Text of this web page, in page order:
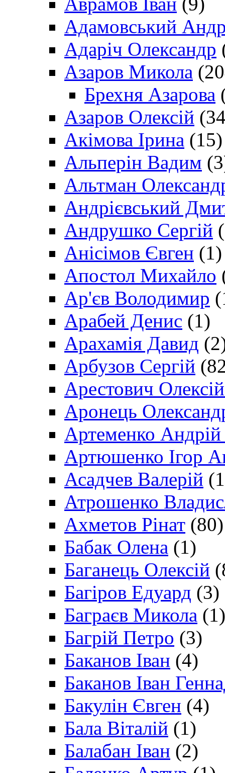
Адамовський
Адаріч Олександр
Азаров Микола
Брехня Азарова
Азаров Олексій
Акімова Ірина (15)
Альперін Вадим
Альтман
Андрієвський
Андрушко Сергій
Анісімов Євген (1)
Апостол Михайло
Ар'єв Володимир
Арабей Денис (1)
Арахамія Давид
Арбузов Сергій
Арестович
Аронець
Артеменко Андрій
Артюшенко Ігор
Асадчев Валерій
Атрошенко
Ахметов Рінат (80)
Бабак Олена (1)
Баганець Олексій
Багіров Едуард (3)
Баграєв Микола (1)
Багрій Петро (3)
Баканов Іван (4)
Баканов Іван
Бакулін Євген (4)
Бала Віталій (1)
Балабан Іван (2)